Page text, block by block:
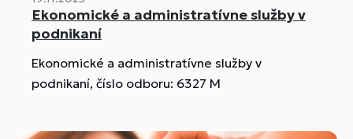
Ekonomické a administratívne služby v
podnikaní
Ekonomické a administratívne služby v
podnikaní, číslo odboru: 6327 M